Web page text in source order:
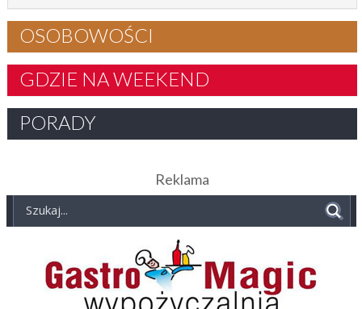
OSOBOWOŚCI
GDZIE NA WEEKEND
PORADY
Reklama